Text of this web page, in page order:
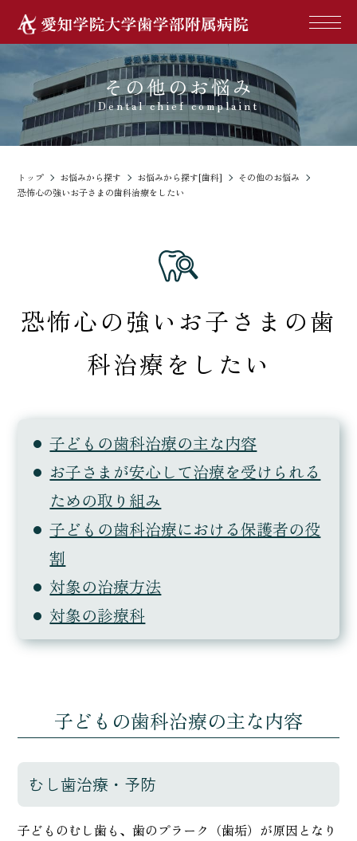
その他のお悩み
Dental chief complaint
トップ お悩みから探す お悩みから探す[歯科]
その他のお悩み
恐怖心の強いお子さまの歯科治療をしたい
恐怖心の強いお子さまの歯
科治療をしたい
子どもの歯科治療の主な内容
お子さまが安心して治療を受けられる
ための取り組み
子どもの歯科治療における保護者の役
割
対象の治療方法
対象の診療科
子どもの歯科治療の主な内容
むし歯治療・予防
子どものむし歯も、歯のプラーク（歯垢）が原因となり